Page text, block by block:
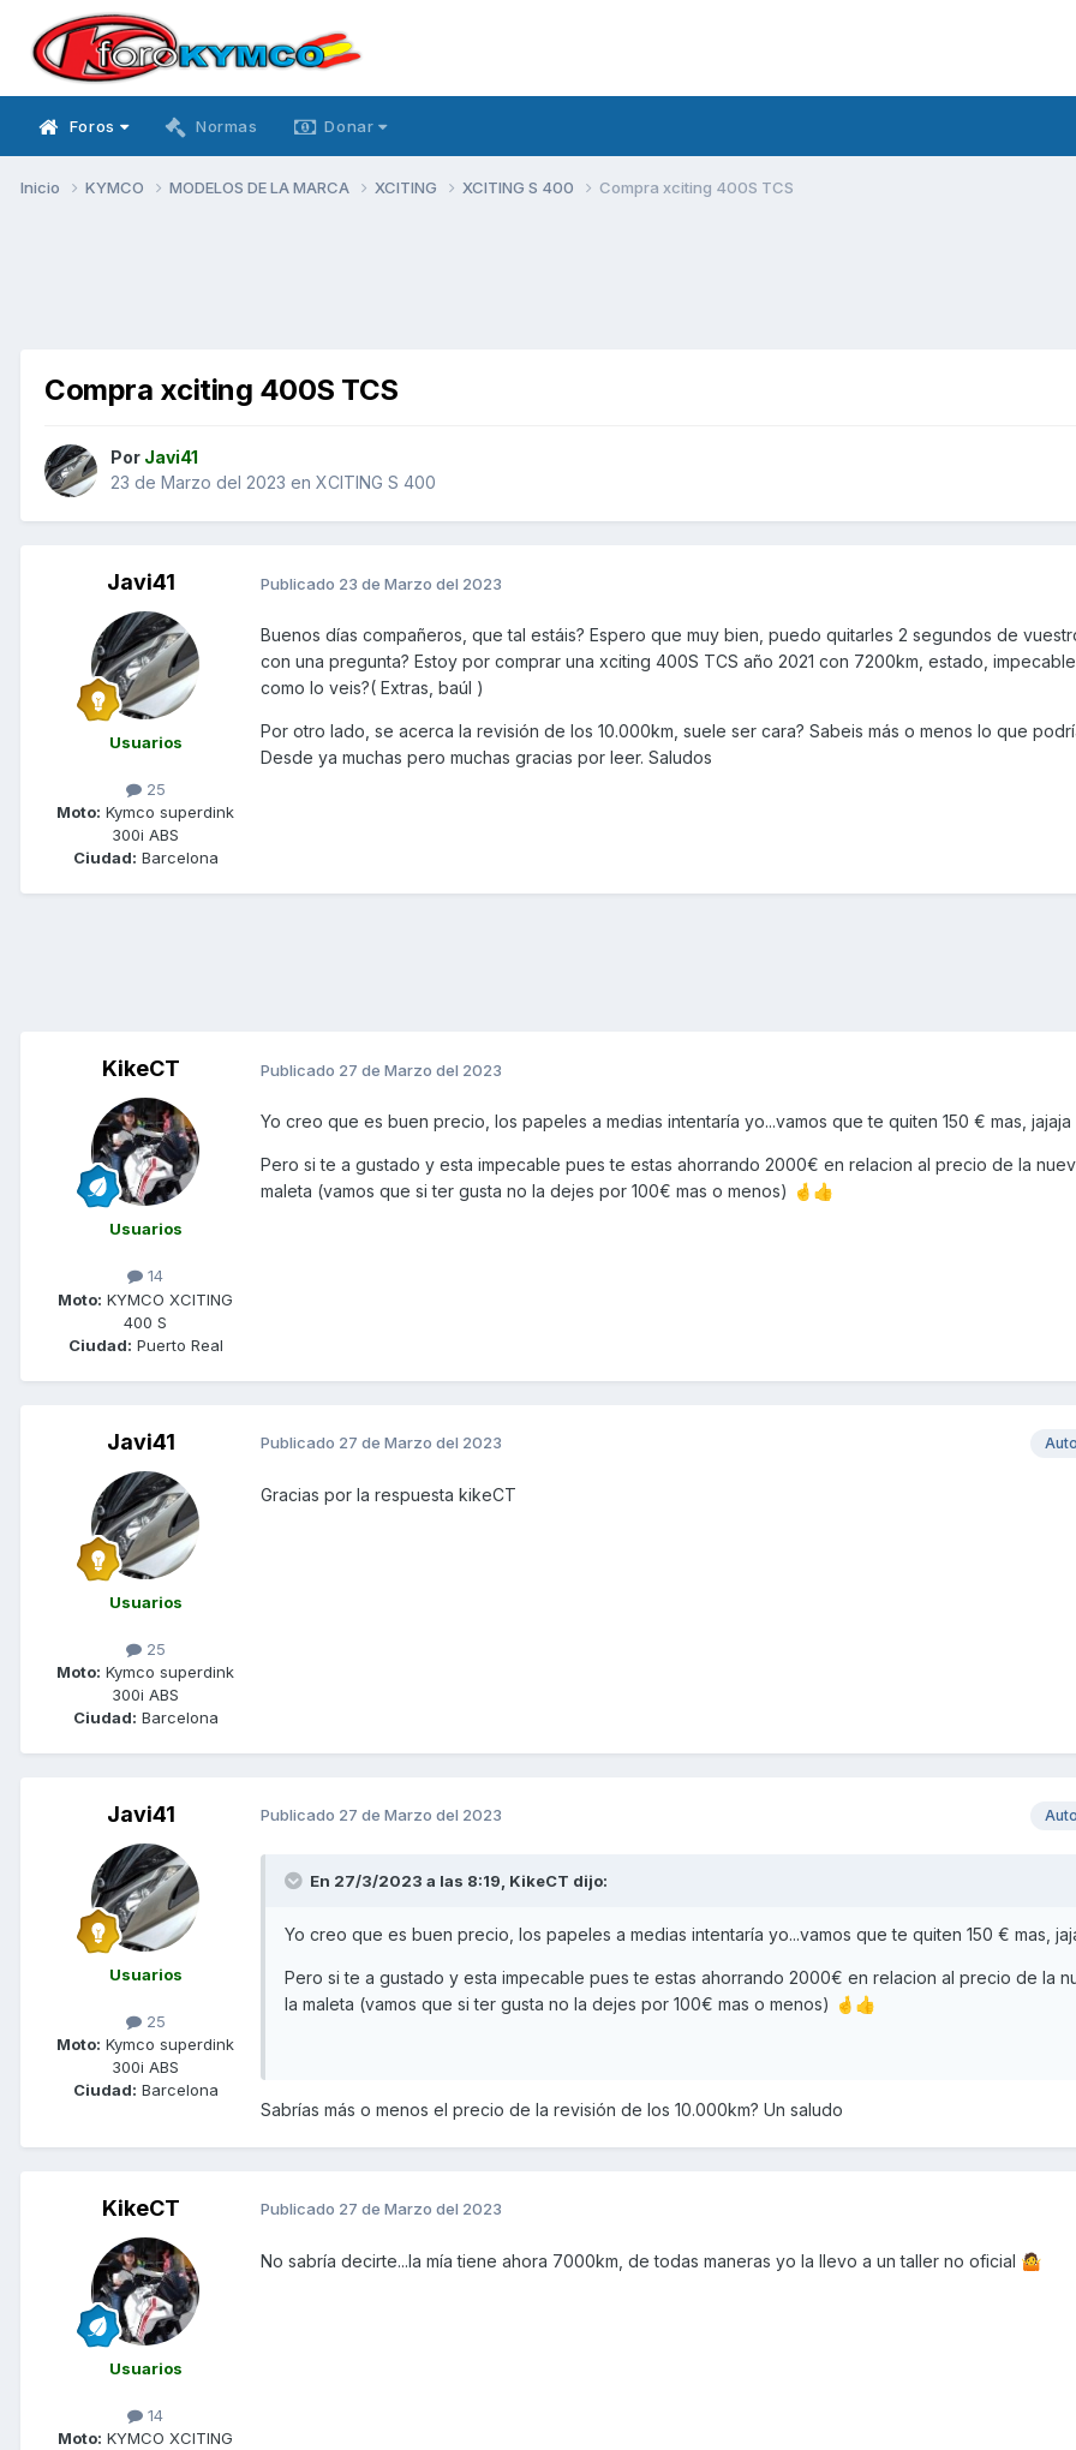
Foros Normas Donar
Inicio KYMCO MODELOS DE LA MARCA XCITING XCITING S 400 Compra xciting 400S TCS
Compra xciting 400S TCS
Por Javi41
23 de Marzo del 2023 en XCITING S 400
Javi41
Usuarios
25
Moto: Kymco superdink
300i ABS
Ciudad: Barcelona
Publicado 23 de Marzo del 2023
Buenos días compañeros, que tal estáis? Espero que muy bien, puedo quitarles 2 segundos de
con una pregunta? Estoy por comprar una xciting 400S TCS año 2021 con 7200km, estado,
como lo veis?( Extras, baúl )
Por otro lado, se acerca la revisión de los 10.000km, suele ser cara? Sabeis más o menos lo que
Desde ya muchas pero muchas gracias por leer. Saludos
KikeCT
Usuarios
14
Moto: KYMCO XCITING
400 S
Ciudad: Puerto Real
Publicado 27 de Marzo del 2023
Yo creo que es buen precio, los papeles a medias intentaría yo...vamos que te quiten 150 € mas, jajaja
Pero si te a gustado y esta impecable pues te estas ahorrando 2000€ en relacion al precio de la
maleta (vamos que si ter gusta no la dejes por 100€ mas o menos)
🤞 👍
Javi41
Usuarios
25
Moto: Kymco superdink
300i ABS
Ciudad: Barcelona
Publicado 27 de Marzo del 2023
Gracias por la respuesta kikeCT
Javi41
Usuarios
25
Moto: Kymco superdink
300i ABS
Ciudad: Barcelona
Publicado 27 de Marzo del 2023
En 27/3/2023 a las 8:19, KikeCT dijo:
Yo creo que es buen precio, los papeles a medias intentaría yo...vamos que te quiten 150 € mas,
Pero si te a gustado y esta impecable pues te estas ahorrando 2000€ en relacion al precio de la
la maleta (vamos que si ter gusta no la dejes por 100€ mas o menos)
🤞 👍
Sabrías más o menos el precio de la revisión de los 10.000km? Un saludo
KikeCT
Usuarios
14
Moto: KYMCO XCITING
Publicado 27 de Marzo del 2023
No sabría decirte...la mía tiene ahora 7000km, de todas maneras yo la llevo a un taller no oficial 🤷